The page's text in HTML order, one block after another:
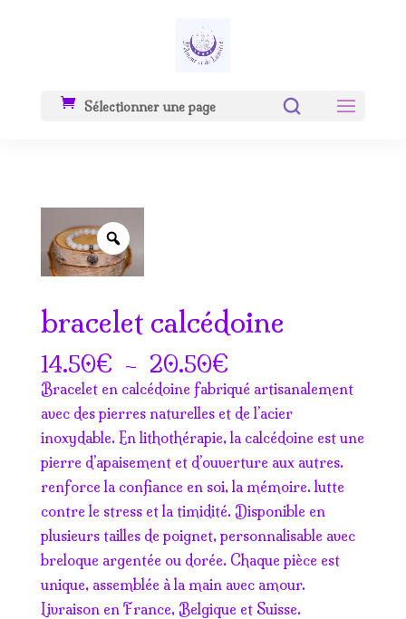
Sélectionner une page
Zoom
bracelet calcédoine
14.50€ – 20.50€Plage
de
prix :
14.50€
à
20.50€
Bracelet en calcédoine fabriqué artisanalement
avec des pierres naturelles et de l’acier
inoxydable. En lithothérapie, la calcédoine est une
pierre d’apaisement et d’ouverture aux autres.
renforce la confiance en soi, la mémoire. lutte
contre le stress et la timidité. Disponible en
plusieurs tailles de poignet, personnalisable avec
breloque argentée ou dorée. Chaque pièce est
unique, assemblée à la main avec amour.
Livraison en France, Belgique et Suisse.